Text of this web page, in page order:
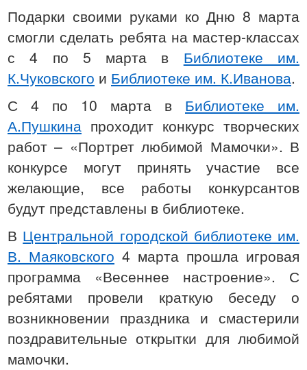
Подарки своими руками ко Дню 8 марта
смогли сделать ребята на мастер-классах
с 4 по 5 марта в Библиотеке им.
К.Чуковского и Библиотеке им. К.Иванова.
С 4 по 10 марта в Библиотеке им.
А.Пушкина проходит конкурс творческих
работ – «Портрет любимой Мамочки». В
конкурсе могут принять участие все
желающие, все работы конкурсантов
будут представлены в библиотеке.
В Центральной городской библиотеке им.
В. Маяковского 4 марта прошла игровая
программа «Весеннее настроение». С
ребятами провели краткую беседу о
возникновении праздника и смастерили
поздравительные открытки для любимой
мамочки.